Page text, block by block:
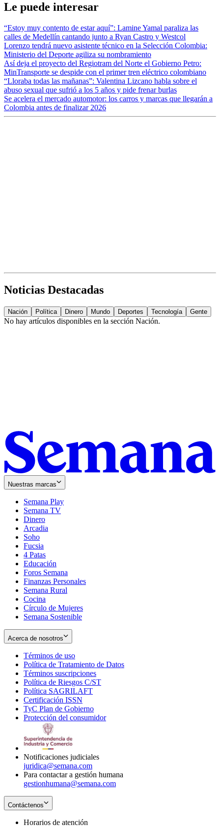
Le puede interesar
“Estoy muy contento de estar aquí”: Lamine Yamal paraliza las
calles de Medellín cantando junto a Ryan Castro y Westcol
Lorenzo tendrá nuevo asistente técnico en la Selección Colombia:
Ministerio del Deporte agiliza su nombramiento
Así deja el proyecto del Regiotram del Norte el Gobierno Petro:
MinTransporte se despide con el primer tren eléctrico colombiano
“Lloraba todas las mañanas”: Valentina Lizcano habla sobre el
abuso sexual que sufrió a los 5 años y pide frenar burlas
Se acelera el mercado automotor: los carros y marcas que llegarán a
Colombia antes de finalizar 2026
Noticias Destacadas
Nación Política Dinero Mundo Deportes Tecnología Gente
No hay artículos disponibles en la sección Nación.
Nuestras marcas
Semana Play
Semana TV
Dinero
Arcadia
Soho
in
new
window
Fucsia
in
new
window
4 Patas
Educación
Foros Semana
Finanzas Personales
Semana Rural
Cocina
Círculo de Mujeres
Semana Sostenible
Acerca de nosotros
Términos de uso
in
new
window
Política de Tratamiento de Datos
Términos suscripciones
in
Política de Riesgos C/ST
Política SAGRILAFT
new
window
Certificación ISSN
in
new
TyC Plan de Gobierno
in
Protección del consumidorOpens
Notificaciones judiciales
juridica@semana.com
Para contactar a gestión humana
gestionhumana@semana.com
Contáctenos
Horarios de atención